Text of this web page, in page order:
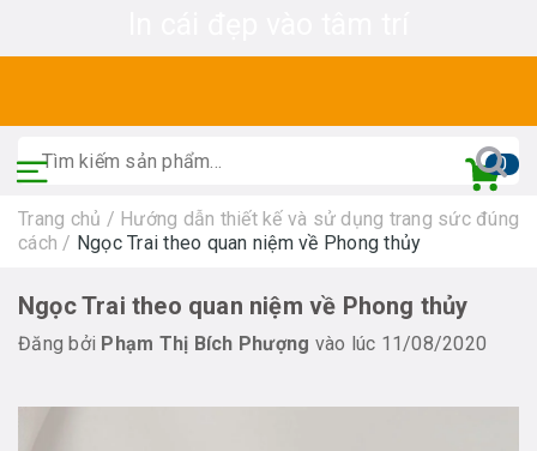
0
Trang chủ / Hướng dẫn thiết kế và sử dụng trang sức đúng
cách / Ngọc Trai theo quan niệm về Phong thủy
Ngọc Trai theo quan niệm về Phong thủy
Đăng bởi Phạm Thị Bích Phượng vào lúc 11/08/2020